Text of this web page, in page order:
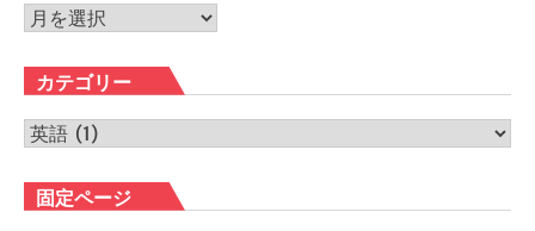
ア
カ
イ
ブ
カテゴリー
カ
ゴ
リ
固定ページ